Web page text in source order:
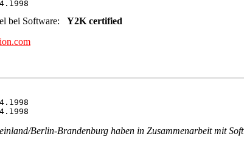
bei Software: Y2K certified
Berlin-Brandenburg haben in Zusammenarbeit mit